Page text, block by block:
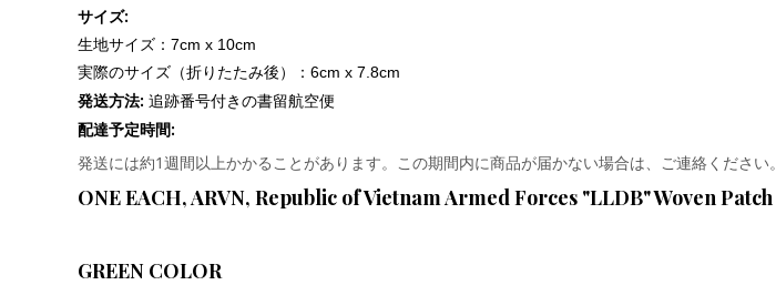
サイズ:
生地サイズ：7cm x 10cm
実際のサイズ（折りたたみ後）：6cm x 7.8cm
発送方法: 追跡番号付きの書留航空便
配達予定時間:
発送には約1週間以上かかることがあります。この期間内に商品が届かない場合は、ご連絡ください。
ONE EACH, ARVN, Republic of Vietnam Armed Forces "LLDB" Woven Patch
GREEN COLOR